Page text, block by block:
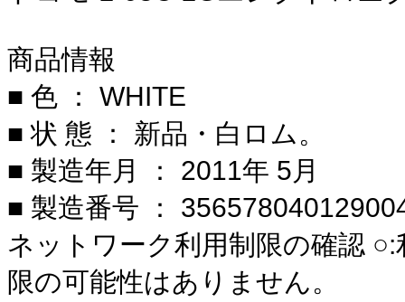
商品情報
■ 色 ： WHITE
■ 状 態 ： 新品・白ロム。
■ 製造年月 ： 2011年 5月
■ 製造番号 ：
ネットワーク利用制限の確認
限の可能性はありません。